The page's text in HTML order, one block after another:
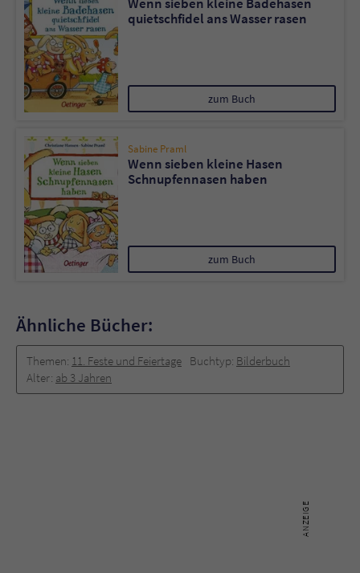
quietschfidel ans Wasser rasen
zum Buch
Sabine Praml
Wenn sieben kleine Hasen
Schnupfennasen haben
zum Buch
Ähnliche Bücher:
Themen: 11. Feste und Feiertage Buchtyp: Bilderbuch
Alter: ab 3 Jahren